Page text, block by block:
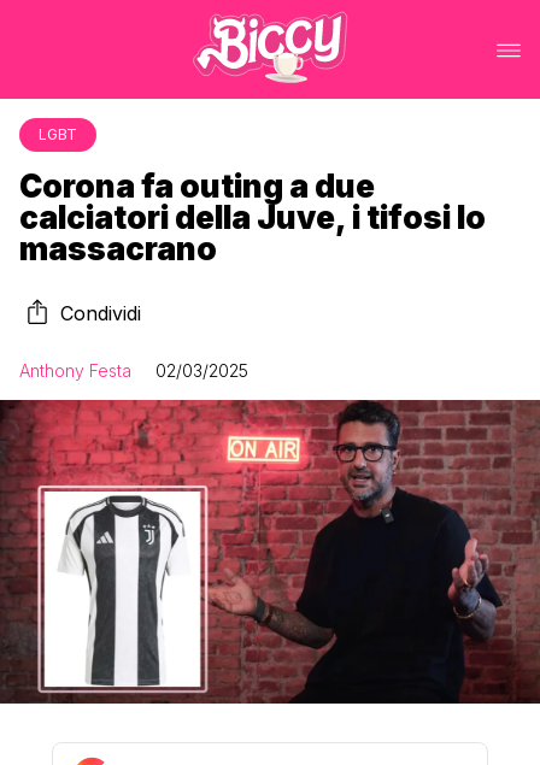
LGBT
Corona fa outing a due
calciatori della Juve, i tifosi lo
massacrano
Condividi
Anthony Festa 02/03/2025